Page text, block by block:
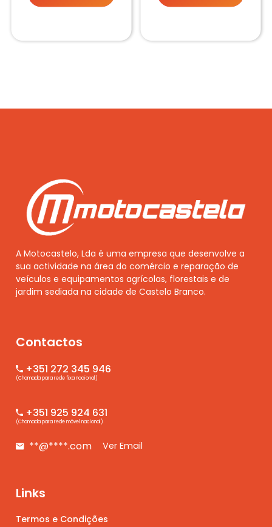
A Motocastelo, Lda é uma empresa que desenvolve a
sua actividade na área do comércio e reparação de
veículos e equipamentos agrícolas, florestais e de
jardim sediada na cidade de Castelo Branco.
Contactos
+351 272 345 946
(Chamada para rede fixa nacional)
+351 925 924 631
(Chamada para rede móvel nacional)
**@****.com Ver Email
Links
Termos e Condições